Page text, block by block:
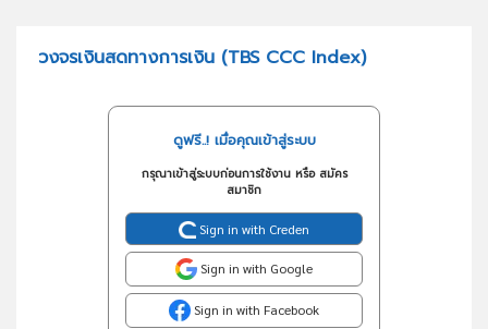
วงจรเงินสดทางการเงิน (TBS CCC Index)
ดูฟรี..! เมื่อคุณเข้าสู่ระบบ
กรุณาเข้าสู่ระบบก่อนการใช้งาน หรือ สมัคร
สมาชิก
Sign in with Creden
Sign in with Google
Sign in with Facebook